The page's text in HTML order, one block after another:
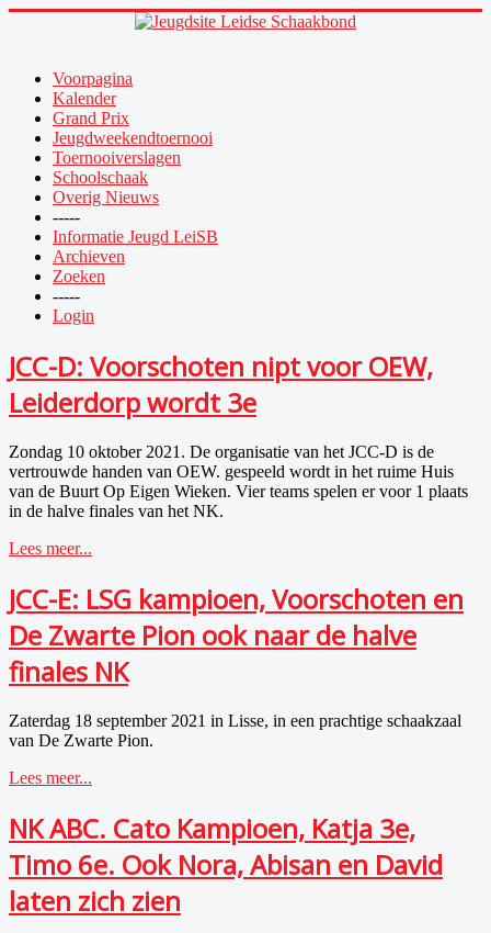
Voorpagina
Kalender
Grand Prix
Jeugdweekendtoernooi
Toernooiverslagen
Schoolschaak
Overig Nieuws
-----
Informatie Jeugd LeiSB
Archieven
Zoeken
-----
Login
JCC-D: Voorschoten nipt voor OEW,
Leiderdorp wordt 3e
Zondag 10 oktober 2021. De organisatie van het JCC-D is de
vertrouwde handen van OEW. gespeeld wordt in het ruime Huis
van de Buurt Op Eigen Wieken. Vier teams spelen er voor 1 plaats
in de halve finales van het NK.
Lees meer...
JCC-E: LSG kampioen, Voorschoten en
De Zwarte Pion ook naar de halve
finales NK
Zaterdag 18 september 2021 in Lisse, in een prachtige schaakzaal
van De Zwarte Pion.
Lees meer...
NK ABC. Cato Kampioen, Katja 3e,
Timo 6e. Ook Nora, Abisan en David
laten zich zien